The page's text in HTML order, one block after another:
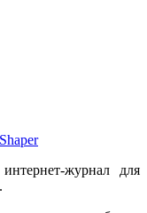
журнал для